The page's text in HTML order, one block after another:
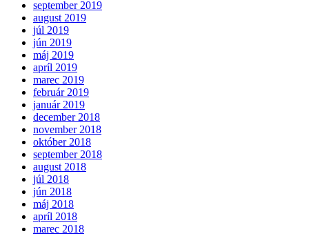
september 2019
august 2019
júl 2019
jún 2019
máj 2019
apríl 2019
marec 2019
február 2019
január 2019
december 2018
november 2018
október 2018
september 2018
august 2018
júl 2018
jún 2018
máj 2018
apríl 2018
marec 2018